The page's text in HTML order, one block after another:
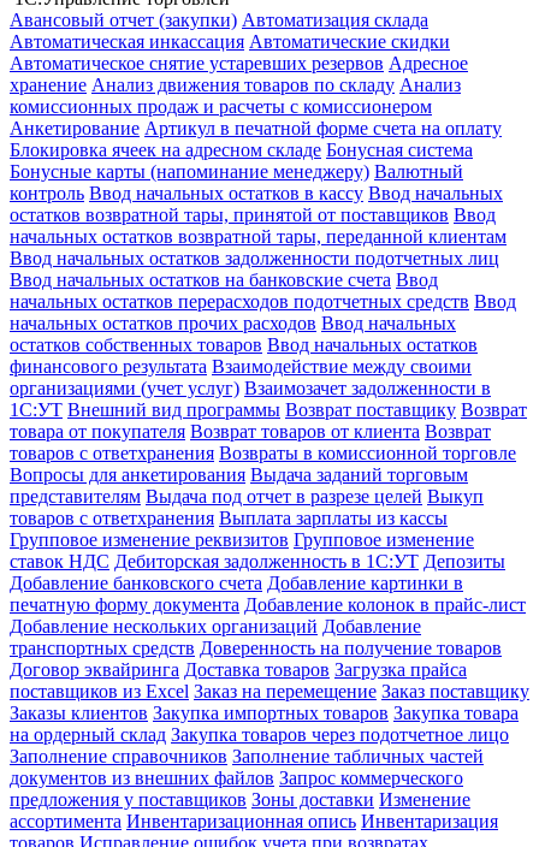
Авансовый отчет (закупки) Автоматизация склада
Автоматическая инкассация Автоматические скидки
Автоматическое снятие устаревших резервов Адресное
хранение Анализ движения товаров по складу Анализ
комиссионных продаж и расчеты с комиссионером
Анкетирование Артикул в печатной форме счета на оплату
Блокировка ячеек на адресном складе Бонусная система
Бонусные карты (напоминание менеджеру) Валютный
контроль Ввод начальных остатков в кассу Ввод начальных
остатков возвратной тары, принятой от поставщиков Ввод
начальных остатков возвратной тары, переданной клиентам
Ввод начальных остатков задолженности подотчетных лиц
Ввод начальных остатков на банковские счета Ввод
начальных остатков перерасходов подотчетных средств Ввод
начальных остатков прочих расходов Ввод начальных
остатков собственных товаров Ввод начальных остатков
финансового результата Взаимодействие между своими
организациями (учет услуг) Взаимозачет задолженности в
1С:УТ Внешний вид программы Возврат поставщику Возврат
товара от покупателя Возврат товаров от клиента Возврат
товаров с ответхранения Возвраты в комиссионной торговле
Вопросы для анкетирования Выдача заданий торговым
представителям Выдача под отчет в разрезе целей Выкуп
товаров с ответхранения Выплата зарплаты из кассы
Групповое изменение реквизитов Групповое изменение
ставок НДС Дебиторская задолженность в 1С:УТ Депозиты
Добавление банковского счета Добавление картинки в
печатную форму документа Добавление колонок в прайс-лист
Добавление нескольких организаций Добавление
транспортных средств Доверенность на получение товаров
Договор эквайринга Доставка товаров Загрузка прайса
поставщиков из Excel Заказ на перемещение Заказ поставщику
Заказы клиентов Закупка импортных товаров Закупка товара
на ордерный склад Закупка товаров через подотчетное лицо
Заполнение справочников Заполнение табличных частей
документов из внешних файлов Запрос коммерческого
предложения у поставщиков Зоны доставки Изменение
ассортимента Инвентаризационная опись Инвентаризация
товаров Исправление ошибок учета при возвратах